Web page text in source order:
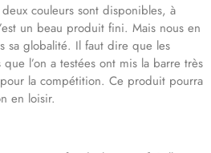
couleurs sont disponibles, à
un beau produit fini. Mais nous en
sa globalité. Il faut dire que les
l’on a testées ont mis la barre très
la compétition. Ce produit pourra
en loisir.